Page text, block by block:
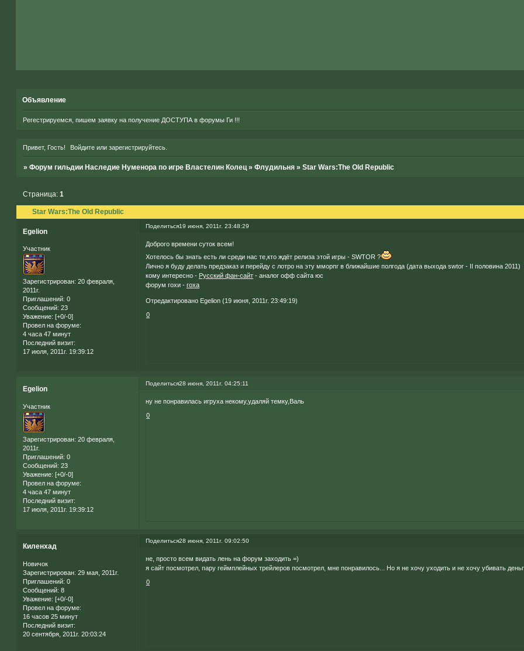
Объявление
Регестрируемся, пишем заявку на получение ДОСТУПА в форумы Ги !!!
Привет, Гость! Войдите илизарегистрируйтесь
» Форум гильдии Наследие Нуменора по игре Властелин Колец » Флудильня » Star Wars:The Old Republic
Star Wars:The Old Republic
Страница: 1
Поделиться19 июня, 2011г. 23:48:29
Egelion
Участник
Зарегистрирован: 20 февраля,
2011г.
Приглашений: 0
Сообщений: 23
Уважение: [+0/-0]
Провел на форуме:
4 часа 47 минут
Последний визит:
17 июля, 2011г. 19:39:12
Доброго времени суток всем!
Хотелось бы знать есть ли среди нас те,кто ждёт релиза этой игры - SWTOR ?
Лично я буду делать предзаказ и перейду с лотро на эту мморпг в ближайшие полгода (дата выхода swtor - II половина 2011)
кому интересно - Русский фан-сайт- аналог офф сайта юс
форум гохи - гоха
Отредактировано Egelion (19 июня, 2011г. 23:49:19)
0
Поделиться28 июня, 2011г. 04:25:11
Egelion
Участник
Зарегистрирован: 20 февраля,
2011г.
Приглашений: 0
Сообщений: 23
Уважение: [+0/-0]
Провел на форуме:
4 часа 47 минут
Последний визит:
17 июля, 2011г. 19:39:12
ну не понравилась игруха некому,удаляй темку,Валь
0
Поделиться28 июня, 2011г. 09:02:50
Киленхад
Новичок
Зарегистрирован: 29 мая, 2011г.
Приглашений: 0
Сообщений: 8
Уважение: [+0/-0]
Провел на форуме:
16 часов 25 минут
Последний визит:
20 сентября, 2011г. 20:03:24
не, просто всем видать лень на форум заходить =)
я сайт посмотрел, пару геймплейных трейлеров посмотрел, мне понравилось... Но я не хочу уходить и не хочу убивать
0